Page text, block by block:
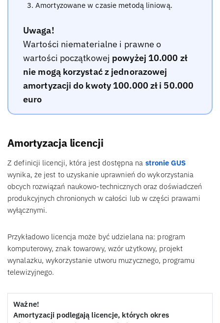
Amortyzowane w czasie metodą liniową.
Uwaga!
Wartości niematerialne i prawne o
wartości początkowej powyżej 10.000 zł
nie mogą korzystać z jednorazowej
amortyzacji do kwoty 100.000 zł i 50.000
euro
Amortyzacja licencji
Z definicji licencji, która jest dostępna na stronie GUS
wynika, że jest to uzyskanie uprawnień do wykorzystania
obcych rozwiązań naukowo-technicznych oraz doświadczeń
produkcyjnych chronionych w całości lub w części prawami
wyłącznymi.
Przykładowo licencja może być udzielana na: program
komputerowy, znak towarowy, wzór użytkowy, projekt
wynalazku, wykorzystanie utworu muzycznego, programu
telewizyjnego.
Ważne!
Amortyzacji podlegają licencje, których okres